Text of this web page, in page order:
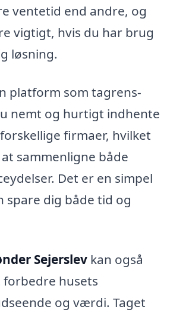
ventetid end andre, og
vigtigt, hvis du har brug
løsning.
platform som tagrens-
nemt og hurtigt indhente
firmaer, hvilket
sammenligne både
Det er en simpel
spare dig både tid og
Sejerslev kan også
husets
og værdi. Taget